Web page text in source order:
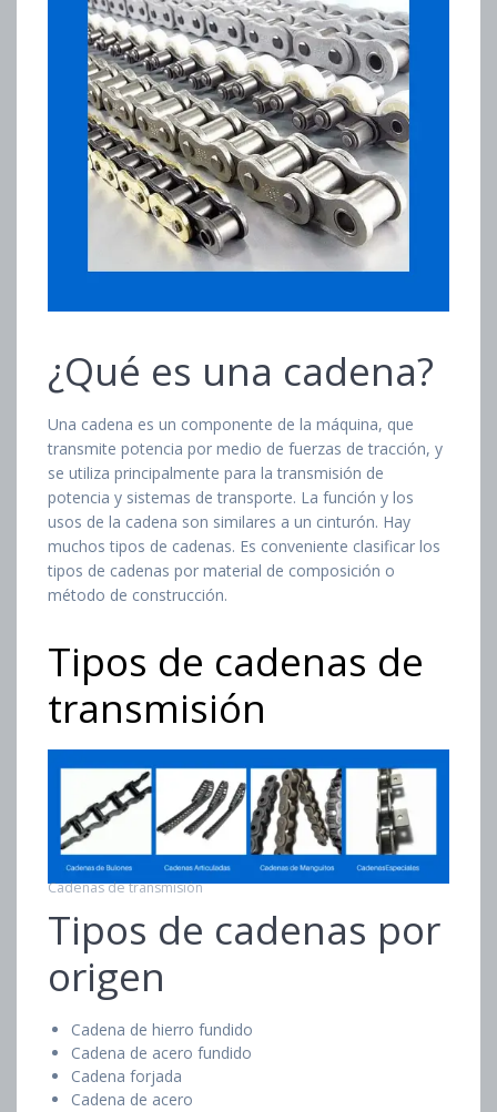
¿Qué es una cadena?
Una cadena es un componente de la máquina, que
transmite potencia por medio de fuerzas de tracción, y
se utiliza principalmente para la transmisión de
potencia y sistemas de transporte. La función y los
usos de la cadena son similares a un cinturón. Hay
muchos tipos de cadenas. Es conveniente clasificar los
tipos de cadenas por material de composición o
método de construcción.
Tipos de cadenas de
transmisión
Cadenas de transmisión
Tipos de cadenas por
origen
Cadena de hierro fundido
Cadena de acero fundido
Cadena forjada
Cadena de acero